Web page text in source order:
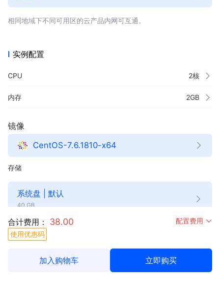
相同地域下不同可用区的云产品内网可互通。
实例配置
CPU
内存
镜像
CentOS-7.6.1810-x64
存储
系统盘 | 默认
40 GB
免费数据盘 | 默认
您还可以添加15块数据盘
合计费用： 38.00
使用优惠码
配置费用
加入购物车 立即购买